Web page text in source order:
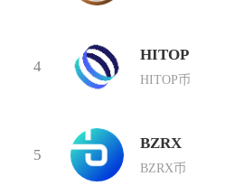
4
HITOP
HITOP币
5
BZRX
BZRX币